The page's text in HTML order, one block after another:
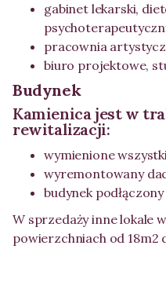
gabinet lekarski,
pracownia
biuro projektowe,
Budynek
Kamienica jest w
rewitalizacji:
wymienione
wyremontowany
budynek
W sprzedaży inne lokale
powierzchniach od 18m2